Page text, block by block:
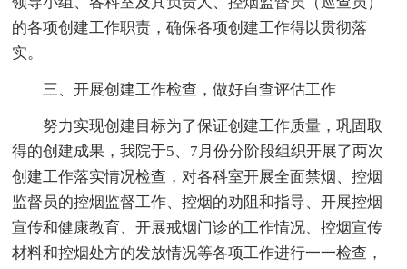
的各项创建工作职责，确保各项创建工作得以贯彻落
实。
三、开展创建工作检查，做好自查评估工作
努力实现创建目标为了保证创建工作质量，巩固取
得的创建成果，我院于5、7月份分阶段组织开展了两次
创建工作落实情况检查，对各科室开展全面禁烟、控烟
监督员的控烟监督工作、控烟的劝阻和指导、开展控烟
宣传和健康教育、开展戒烟门诊的工作情况、控烟宣传
材料和控烟处方的发放情况等各项工作进行一一检查，